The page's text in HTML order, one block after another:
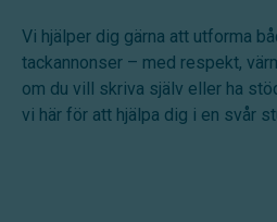
Vi hjälper dig gärna att utforma
tackannonser – med respekt,
om du vill skriva själv eller ha
vi här för att hjälpa dig i en svår